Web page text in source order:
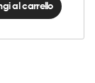
al carrello